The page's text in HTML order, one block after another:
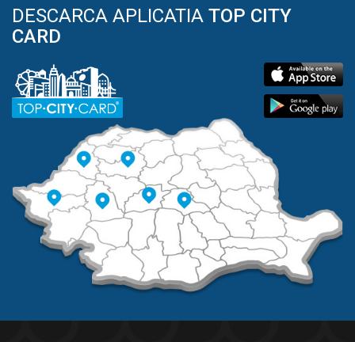
DESCARCA APLICATIA TOP CITY
CARD